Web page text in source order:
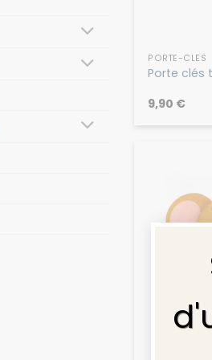
PORTE-CLÉS
Porte clés
9,90 €